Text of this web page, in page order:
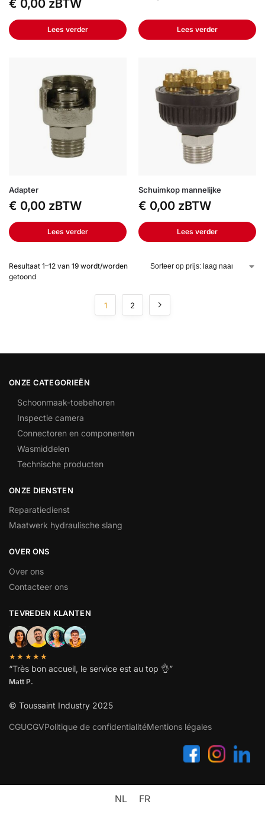
€ 0,00 zBTW
Lees verder Lees verder
Adapter
€ 0,00 zBTW
Lees verder
Schuimkop mannelijke
€ 0,00 zBTW
Lees verder
Resultaat 1–12 van 19 wordt/worden
getoond
1 2
ONZE CATEGORIEËN
Schoonmaak-toebehoren
Inspectie camera
Connectoren en componenten
Wasmiddelen
Technische producten
ONZE DIENSTEN
Reparatiedienst
Maatwerk hydraulische slang
OVER ONS
Over ons
Contacteer ons
TEVREDEN KLANTEN
★★★★★
“Très bon accueil, le service est au top 👌”
Matt P.
© Toussaint Industry 2025
CGUCGVPolitique de confidentialitéMentions légales
NL FR